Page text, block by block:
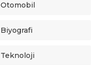
Otomobil
Biyografi
Teknoloji